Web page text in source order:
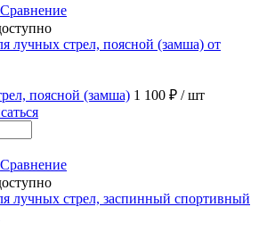
Сравнение
поясной (замша) 1 100 ₽ / шт
Сравнение